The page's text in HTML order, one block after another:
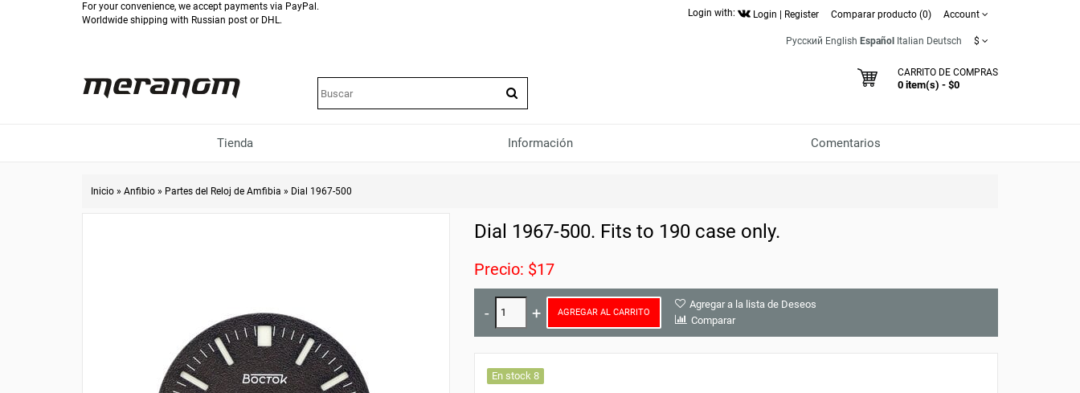
For your convenience, we accept payments via PayPal.
Worldwide shipping with Russian post or DHL.
Login with: Login Register Comparar producto (0) Account
Русский English Español Italian Deutsch $
CARRITO DE COMPRAS
0 item(s) - $0
Tienda Información Comentarios
Inicio » Anfibio » Partes del Reloj de Amfibia » Dial 1967-500
Dial 1967-500. Fits to 190 case only.
Precio: $17
AGREGAR AL CARRITO
Agregar a la lista de Deseos
Comparar
En stock 8